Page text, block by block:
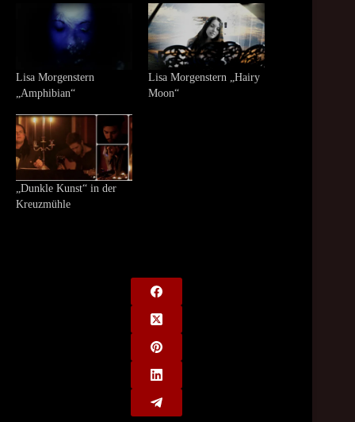
Lisa Morgenstern
„Amphibian“
Lisa Morgenstern „Hairy
Moon“
„Dunkle Kunst“ in der
Kreuzmühle